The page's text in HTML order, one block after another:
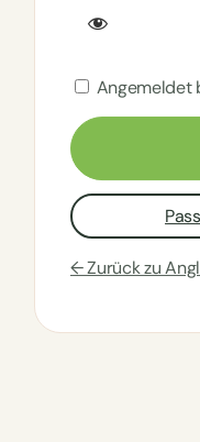
Angemeldet
← Zurück zu